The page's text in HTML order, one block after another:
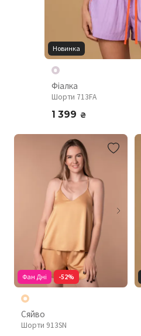
Новинка
Фіалка
Шорти 713FA
1 399 ₴
Фан Дні -52%
Сяйво
Шорти 913SN